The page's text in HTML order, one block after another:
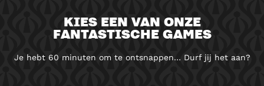
KIES EEN VAN ONZE
FANTASTISCHE GAMES
Je hebt 60 minuten om te ontsnappen… Durf jij het aan?